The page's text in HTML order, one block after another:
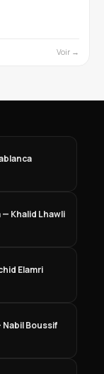
Voir →
Khalid Lhawli
Elamri
Nabil Boussif